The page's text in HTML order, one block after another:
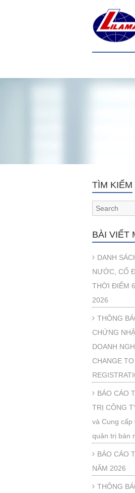
TÌM KIẾM
BÀI VIẾT
DANH
NƯỚC, CỔ
THỜI ĐIỂM
2026
THÔNG
CHỨNG
DOANH
CHANGE
BÁO CÁO
TRỊ CÔNG
và Cung cấp
quản trị bán
BÁO CÁO
NĂM 2026
THÔNG